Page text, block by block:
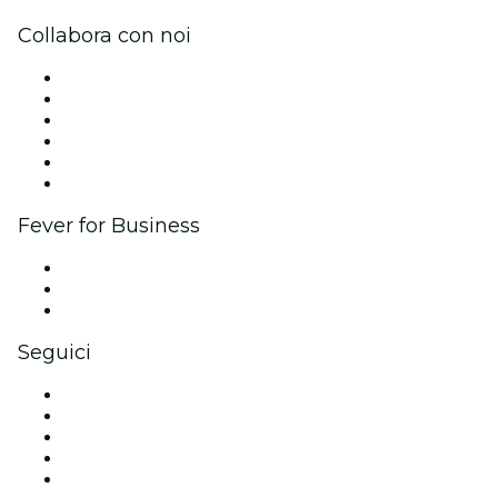
Collabora con noi
Fever for Business
Seguici